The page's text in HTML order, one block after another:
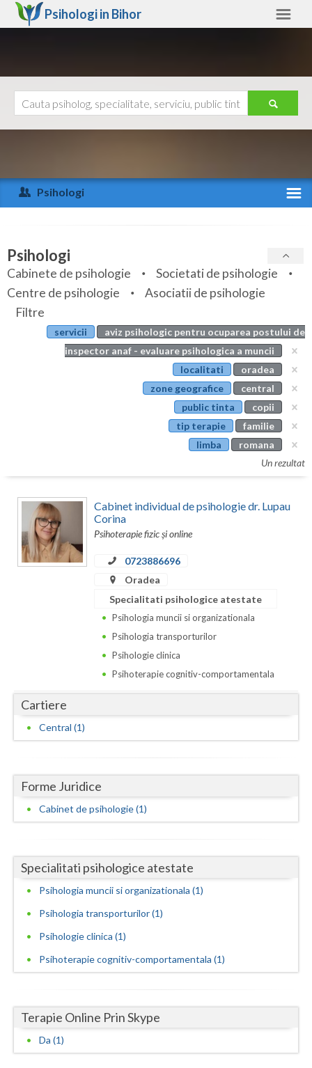
Psihologi in Bihor
Arad
Arges
Bihor
Bistrita-Nasaud
Botosani
Constanta
Covasna
Gorj
Harghita
Ialomita
Iasi
Maramures
Mures
Neamt
Prahova
Salaj
Ajutor
Psihologi
Specialitati
Servicii
Articole
Evenimente
Psihologi
Cabinete de psihologie
Societati de psihologie
Centre de psihologie
Asociatii de psihologie
Filtre
servicii
aviz psihologic pentru ocuparea postului de
inspector anaf - evaluare psihologica a muncii
localitati
oradea
zone geografice
central
public tinta
copii
tip terapie
familie
limba
romana
Un rezultat
Cabinet individual de psihologie dr. Lupau
Corina
Psihoterapie fizic și online
0723886696
Oradea
Specialitati psihologice atestate
Psihologia muncii si organizationala
Psihologia transporturilor
Psihologie clinica
Psihoterapie cognitiv-comportamentala
Cartiere
Central (1)
Forme Juridice
Cabinet de psihologie (1)
Specialitati psihologice atestate
Psihologia muncii si organizationala (1)
Psihologia transporturilor (1)
Psihologie clinica (1)
Psihoterapie cognitiv-comportamentala (1)
Terapie Online Prin Skype
Da (1)